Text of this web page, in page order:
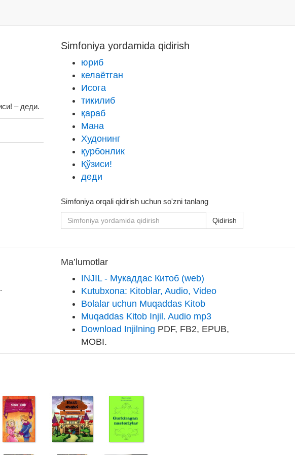
– деди.
Simfoniya yordamida qidirish
юриб
келаётган
Исога
тикилиб
қараб
Мана
Худонинг
қурбонлик
Қўзиси!
деди
Simfoniya orqali qidirish uchun so'zni tanlang
Qidirish
Ma’lumotlar
INJIL - Мукаддас Китоб (web)
Kutubxona: Kitoblar, Audio, Video
Bolalar uchun Muqaddas Kitob
Muqaddas Kitob Injil. Audio mp3
Download Injilning PDF, FB2, EPUB,
MOBI.